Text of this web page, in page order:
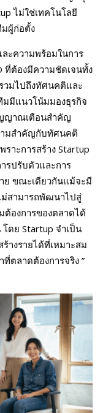
ไม่ใช่เทคโนโลยี
ผู้ก่อตั้ง
ะความพร้อมในการ
ที่ต้องมีความชัดเจนทั้ง
วมไปถึงทัศนคติและ
มมีแนวโน้มมองธุรกิจ
ญญาณเตือนสำคัญ
ามสำคัญกับทัศนคติ
าะการสร้าง Startup
รปรับตัวและการ
ย ขณะเดียวกันแม้จะมี
ม่สามารถพัฒนาไปสู่
องการของตลาดได้
ดย Startup จำเป็น
างรายได้ที่เหมาะสม
ตลาดต้องการจริง ”